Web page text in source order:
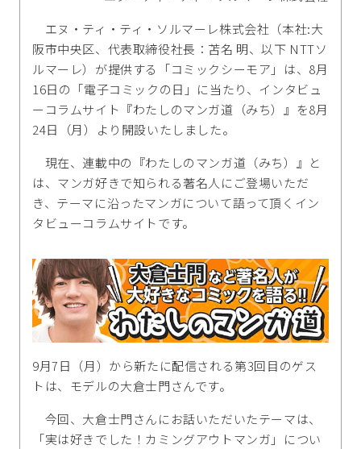
エヌ・ティ・ティ・ソルマーレ株式会社（本社:大
阪市中央区、代表取締役社長：苫名 明、以下 NTTソ
ルマーレ）が提供する「コミックシーモア」は、8月
16日の「電子コミックの日」に当たり、インタビュ
ーコラムサイト『わたしのマンガ道（みち）』を8月
24日（月）より開設いたしました。
現在、連載中の『わたしのマンガ道（みち）』と
は、マンガ好きで知られる著名人にご登場いただ
き、テーマに沿ったマンガについて語って頂くイン
タビューコラムサイトです。
9月7日（月）から新たに配信される第3回目のゲス
トは、モデルの大倉士門さんです。
今回、大倉士門さんにお話いただいたテーマは、
「実は好きでした！カミングアウトマンガ」につい